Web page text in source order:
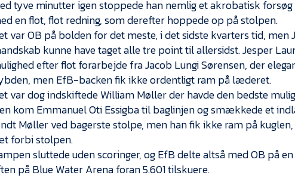
tyve minutter igen stoppede han nemlig et akrobatisk
en flot, flot redning, som derefter hoppede op på stolpen.
var OB på bolden for det meste, i det sidste kvarters tid, men
kunne have taget alle tre point til allersidst. Jesper
efter flot forarbejde fra Jacob Lungi Sørensen, der
men EfB-backen fik ikke ordentligt ram på læderet.
var dog indskiftede William Møller der havde den bedste
kom Emmanuel Oti Essigba til baglinjen og smækkede et
Møller ved bagerste stolpe, men han fik ikke ram på
forbi stolpen.
sluttede uden scoringer, og EfB delte altså med OB på
på Blue Water Arena foran 5.601 tilskuere.